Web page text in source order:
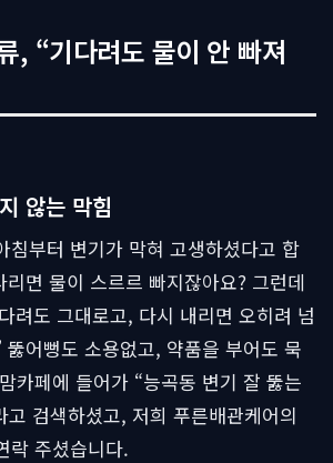
, “기다려도 물이 안 빠져
않는 막힘
침부터 변기가 막혀 고생하셨다고 합
면 물이 스르르 빠지잖아요? 그런데
려도 그대로고, 다시 내리면 오히려 넘
어뻥도 소용없고, 약품을 부어도 묵
카페에 들어가 “능곡동 변기 잘 뚫는
고 검색하셨고, 저희 푸른배관케어의
락 주셨습니다.